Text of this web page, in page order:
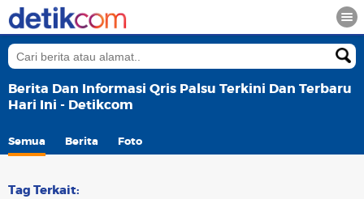
Berita Dan Informasi Qris Palsu Terkini Dan Terbaru
Hari Ini - Detikcom
Semua Berita Foto
Tag Terkait: